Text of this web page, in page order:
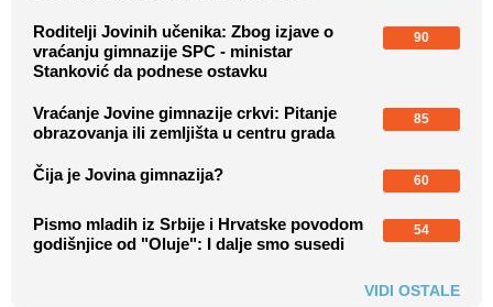
Roditelji Jovinih učenika: Zbog izjave o
vraćanju gimnazije SPC - ministar
Stanković da podnese ostavku
90
Vraćanje Jovine gimnazije crkvi: Pitanje
obrazovanja ili zemljišta u centru grada
85
Čija je Jovina gimnazija? 60
Pismo mladih iz Srbije i Hrvatske povodom
godišnjice od "Oluje": I dalje smo susedi
54
VIDI OSTALE